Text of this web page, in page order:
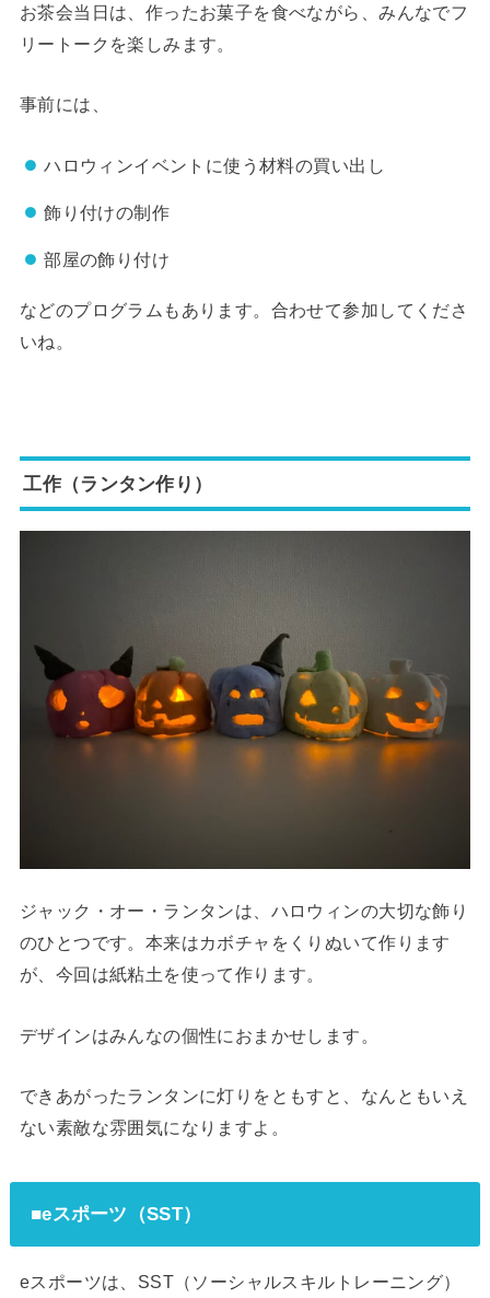
お茶会当日は、作ったお菓子を食べながら、みんなでフ
リートークを楽しみます。
事前には、
ハロウィンイベントに使う材料の買い出し
飾り付けの制作
部屋の飾り付け
などのプログラムもあります。合わせて参加してくださ
いね。
工作（ランタン作り）
ジャック・オー・ランタンは、ハロウィンの大切な飾り
のひとつです。本来はカボチャをくりぬいて作ります
が、今回は紙粘土を使って作ります。
デザインはみんなの個性におまかせします。
できあがったランタンに灯りをともすと、なんともいえ
ない素敵な雰囲気になりますよ。
■eスポーツ（SST）
eスポーツは、SST（ソーシャルスキルトレーニング）